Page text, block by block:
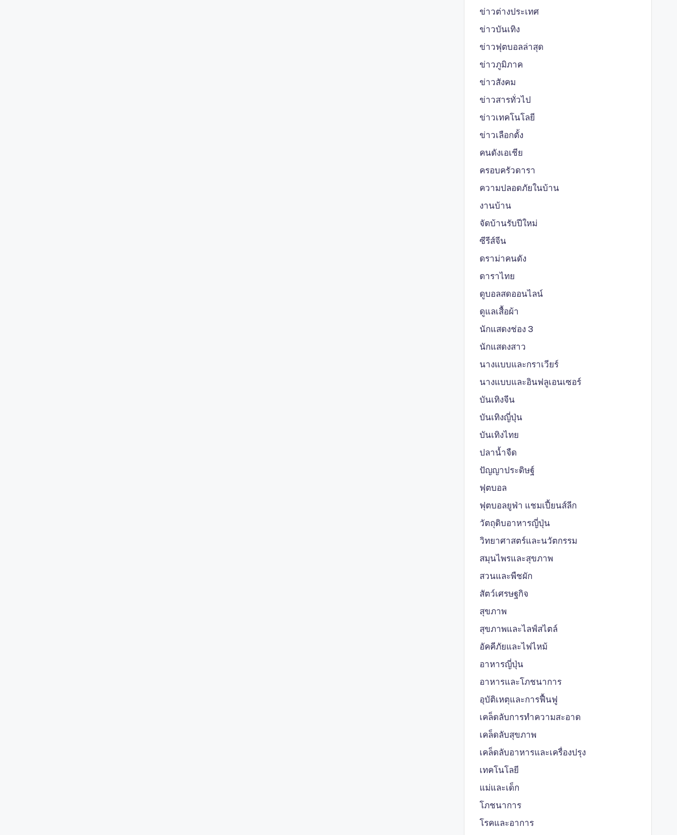
ข่าวต่างประเทศ
ข่าวบันเทิง
ข่าวฟุตบอลล่าสุด
ข่าวภูมิภาค
ข่าวสังคม
ข่าวสารทั่วไป
ข่าวเทคโนโลยี
ข่าวเลือกตั้ง
คนดังเอเชีย
ครอบครัวดารา
ความปลอดภัยในบ้าน
งานบ้าน
จัดบ้านรับปีใหม่
ซีรีส์จีน
ดราม่าคนดัง
ดาราไทย
ดูบอลสดออนไลน์
ดูแลเสื้อผ้า
นักแสดงช่อง 3
นักแสดงสาว
นางแบบและกราเวียร์
นางแบบและอินฟลูเอนเซอร์
บันเทิงจีน
บันเทิงญี่ปุ่น
บันเทิงไทย
ปลาน้ำจืด
ปัญญาประดิษฐ์
ฟุตบอล
ฟุตบอลยูฟ่า แชมเปี้ยนส์ลีก
วัตถุดิบอาหารญี่ปุ่น
วิทยาศาสตร์และนวัตกรรม
สมุนไพรและสุขภาพ
สวนและพืชผัก
สัตว์เศรษฐกิจ
สุขภาพ
สุขภาพและไลฟ์สไตล์
อัคคีภัยและไฟไหม้
อาหารญี่ปุ่น
อาหารและโภชนาการ
อุบัติเหตุและการฟื้นฟู
เคล็ดลับการทำความสะอาด
เคล็ดลับสุขภาพ
เคล็ดลับอาหารและเครื่องปรุง
เทคโนโลยี
แม่และเด็ก
โภชนาการ
โรคและอาการ